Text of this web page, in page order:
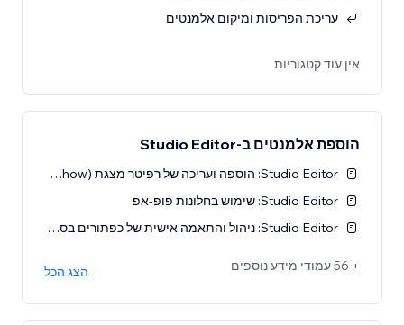
עריכת הפריסות ומיקום אלמנטים
אין עוד קטגוריות
הוספת אלמנטים ב-Studio Editor
Studio Editor: הוספה ועריכה של רפיטר מצגת (Slideshow)
Studio Editor: שימוש בחלונות פופ-אפ
Studio Editor: ניהול והתאמה אישית של כפתורים בסיסיים
+ 56 עמודי מידע נוספים הצג הכל